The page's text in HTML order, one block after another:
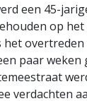
een 45-
op het
overtreden
paar weken
verdachten